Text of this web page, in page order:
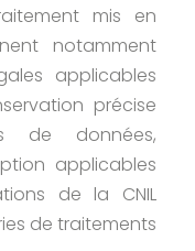
mis en
notamment
applicables
précise
de données,
applicables
de la CNIL
de traitements